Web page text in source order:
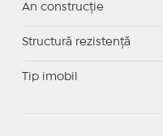
An construcție
Structură rezistență
Tip imobil